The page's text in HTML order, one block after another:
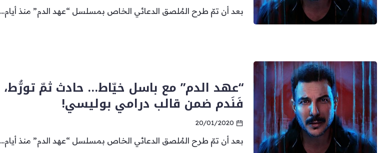
بعد أن تمّ طرح المُلصق الدعائي الخاص بمسلسل “عهد الدم” منذ أيام...
“عهد الدم” مع باسل خيّاط… حادث ثمّ تورُّط،
فَنَدم ضمن قالب درامي بوليسي!
20/01/2020
بعد أن تمّ طرح المُلصق الدعائي الخاص بمسلسل “عهد الدم” منذ أيام...